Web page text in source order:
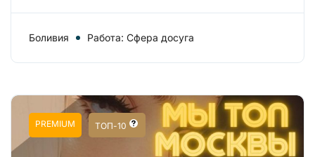
Боливия Работа: Сфера досуга
PREMIUM ТОП-10